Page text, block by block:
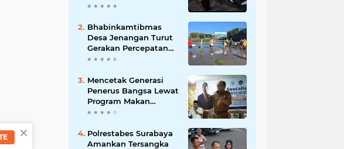
Belasan Unit AC,
Diamankan
Bhabinkamtibmas
Desa Jenangan Turut
Gerakan Percepatan
Tanam, Polri Siap
Pangan Kabupaten
Ponorogo
Mencetak Generasi
Penerus Bangsa Lewat
Program Makan
Bergizi Gratis
Polrestabes Surabaya
Amankan Tersangka
×